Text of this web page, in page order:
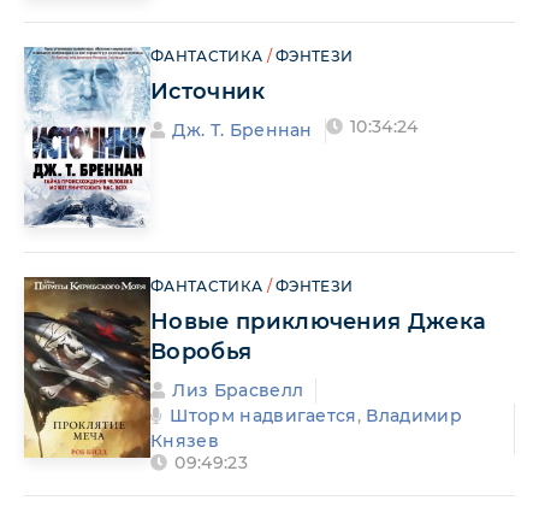
ФАНТАСТИКА /ФЭНТЕЗИ
Источник
Дж. Т. Бреннан 10:34:24
ФАНТАСТИКА /ФЭНТЕЗИ
Новые приключения Джека
Воробья
Лиз Брасвелл
Шторм надвигается, Владимир
Князев
09:49:23